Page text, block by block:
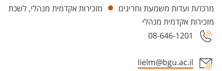
Departments
מרכז/ת ועדות משמעת וחריגים
מזכירות אקדמית מנהלי, לשכת
מזכירות אקדמית מנהלי
08-646-1201
lielm@bgu.ac.il